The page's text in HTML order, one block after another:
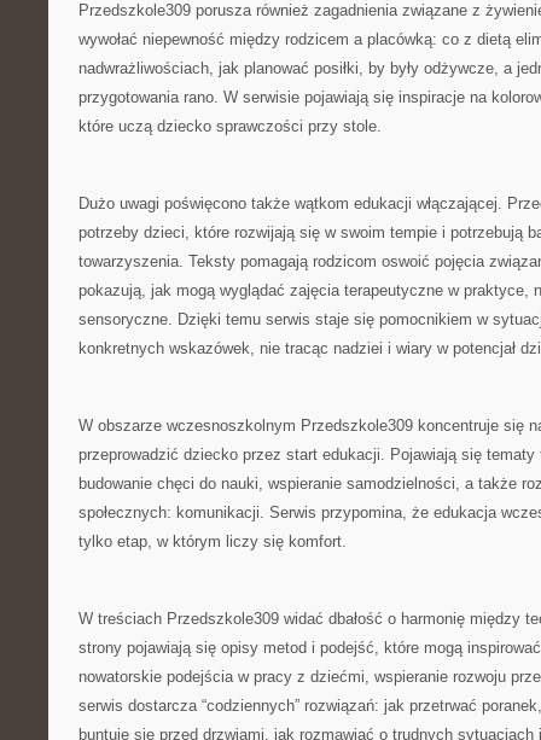
Przedszkole309 porusza również zagadnienia związane z
wywołać niepewność między rodzicem a placówką: co z dietą
nadwrażliwościach, jak planować posiłki, by były odżywcze, a
przygotowania rano. W serwisie pojawiają się inspiracje na
które uczą dziecko sprawczości przy stole.
Dużo uwagi poświęcono także wątkom edukacji włączającej.
potrzeby dzieci, które rozwijają się w swoim tempie i potrzebują
towarzyszenia. Teksty pomagają rodzicom oswoić pojęcia
pokazują, jak mogą wyglądać zajęcia terapeutyczne w praktyce,
sensoryczne. Dzięki temu serwis staje się pomocnikiem w
konkretnych wskazówek, nie tracąc nadziei i wiary w potencjał
W obszarze wczesnoszkolnym Przedszkole309 koncentruje się
przeprowadzić dziecko przez start edukacji. Pojawiają się tematy
budowanie chęci do nauki, wspieranie samodzielności, a także
społecznych: komunikacji. Serwis przypomina, że edukacja
tylko etap, w którym liczy się komfort.
W treściach Przedszkole309 widać dbałość o harmonię między
strony pojawiają się opisy metod i podejść, które mogą
nowatorskie podejścia w pracy z dziećmi, wspieranie rozwoju
serwis dostarcza “codziennych” rozwiązań: jak przetrwać
buntuje się przed drzwiami, jak rozmawiać o trudnych